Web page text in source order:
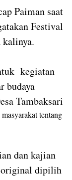
Paiman saat
Festival
kalinya.
kegiatan
budaya
Tambaksari
tentang
dan kajian
original dipilih